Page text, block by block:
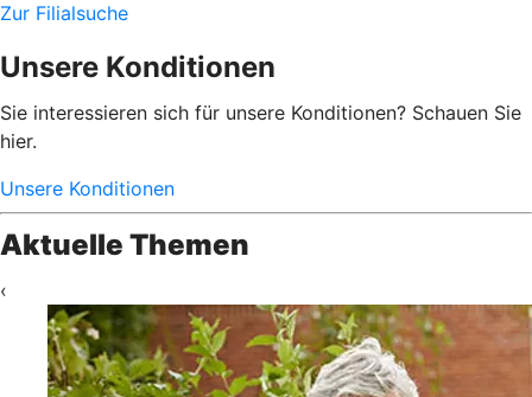
Zur Filialsuche
Unsere Konditionen
Sie interessieren sich für unsere Konditionen? Schauen Sie
hier.
Unsere Konditionen
Aktuelle Themen
‹